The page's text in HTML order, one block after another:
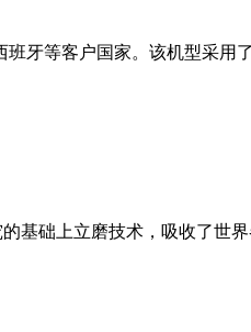
牙等客户国家。该机型采
基础上立磨技术，吸收了世